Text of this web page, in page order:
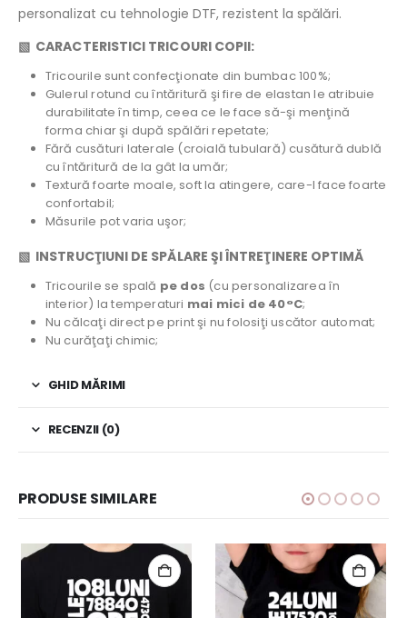
personalizat cu tehnologie DTF, rezistent la spălări.
▧ CARACTERISTICI TRICOURI COPII:
Tricourile sunt confecţionate din bumbac 100%;
Gulerul rotund cu întăritură şi fire de elastan le atribuie
durabilitate în timp, ceea ce le face să-şi menţină
forma chiar şi după spălări repetate;
Fără cusături laterale (croială tubulară) cusătură dublă
cu întăritură de la gât la umăr;
Textură foarte moale, soft la atingere, care-l face foarte
confortabil;
Măsurile pot varia uşor;
▧ INSTRUCŢIUNI DE SPĂLARE ŞI ÎNTREŢINERE OPTIMĂ
Tricourile se spală pe dos (cu personalizarea în
interior) la temperaturi mai mici de 40°C;
Nu călcaţi direct pe print şi nu folosiţi uscător automat;
Nu curăţaţi chimic;
GHID MĂRIMI
RECENZII (0)
PRODUSE SIMILARE